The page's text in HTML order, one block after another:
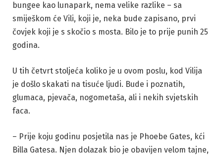
bungee kao lunapark, nema velike razlike – sa
smiješkom će Vili, koji je, neka bude zapisano, prvi
čovjek koji je s skočio s mosta. Bilo je to prije punih 25
godina.
U tih četvrt stoljeća koliko je u ovom poslu, kod Vilija
je došlo skakati na tisuće ljudi. Bude i poznatih,
glumaca, pjevača, nogometaša, ali i nekih svjetskih
faca.
– Prije koju godinu posjetila nas je Phoebe Gates, kći
Billa Gatesa. Njen dolazak bio je obavijen velom tajne,